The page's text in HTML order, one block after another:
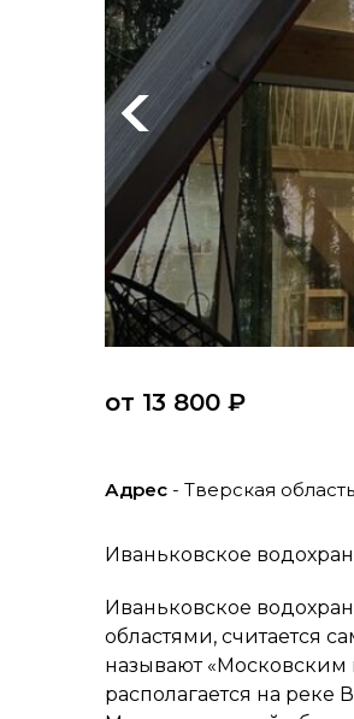
Previous
от 13 800 ₽
Адрес - Тверская
Иваньковское
Иваньковское
областями, считается
называют «Московским
располагается на реке